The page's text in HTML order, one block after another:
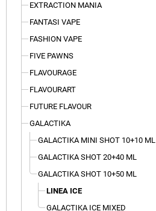
EXTRACTION MANIA
FANTASI VAPE
FASHION VAPE
FIVE PAWNS
FLAVOURAGE
FLAVOURART
FUTURE FLAVOUR
GALACTIKA
GALACTIKA MINI SHOT 10+10 ML
GALACTIKA SHOT 20+40 ML
GALACTIKA SHOT 10+50 ML
LINEA ICE
GALACTIKA ICE MIXED